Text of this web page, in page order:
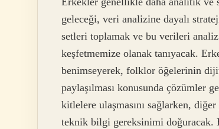
geleceği, veri analizine dayalı
setleri toplamak ve bu verileri
keşfetmemize olanak tanıyacak.
benimseyerek, folklor öğelerinin
paylaşılması konusunda
kitlelere ulaşmasını sağlarken,
teknik bilgi gereksinimi doğuracak.